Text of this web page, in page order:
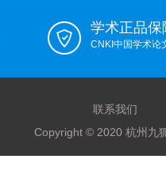
学术正品保
CNKI中国学术论
联系我们
Copyright © 2020 杭州九